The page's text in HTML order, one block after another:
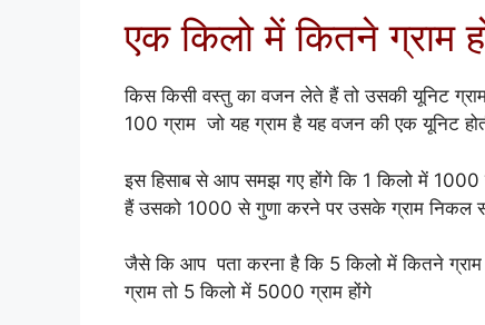
एक किलो में कितने ग्राम
किस किसी वस्तु का वजन लेते हैं तो उसकी यूनिट
100 ग्राम जो यह ग्राम है यह वजन की एक यूनिट
इस हिसाब से आप समझ गए होंगे कि 1 किलो में 1000
हैं उसको 1000 से गुणा करने पर उसके ग्राम निकल
जैसे कि आप पता करना है कि 5 किलो में कितने
ग्राम तो 5 किलो में 5000 ग्राम होंगे